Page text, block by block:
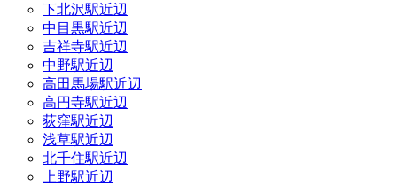
下北沢駅近辺
中目黒駅近辺
吉祥寺駅近辺
中野駅近辺
高田馬場駅近辺
高円寺駅近辺
荻窪駅近辺
浅草駅近辺
北千住駅近辺
上野駅近辺